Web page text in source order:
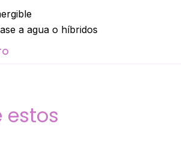
a agua o híbridos
estos